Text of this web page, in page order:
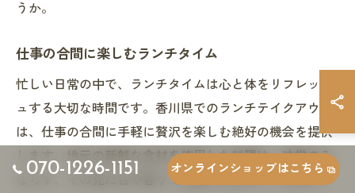
うか。
仕事の合間に楽しむランチタイム
忙しい日常の中で、ランチタイムは心と体をリフレッシ
ュする大切な時間です。香川県でのランチテイクアウト
は、仕事の合間に手軽に贅沢を楽しむ絶好の機会を提供
します。地元の新鮮な食材を使用した料理は、味覚のみ
ならず、その見た目や香りでも癒しを与えてくれます。
070-1226-1151 オンラインショップはこちら